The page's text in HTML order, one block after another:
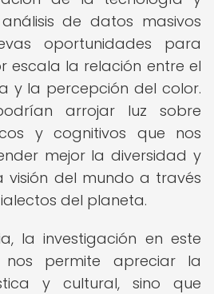
de datos masivos
oportunidades para
escala la relación entre el
y la percepción del color.
arrojar luz sobre
y cognitivos que nos
mejor la diversidad y
visión del mundo a través
del planeta.
la investigación en este
permite apreciar la
y cultural, sino que